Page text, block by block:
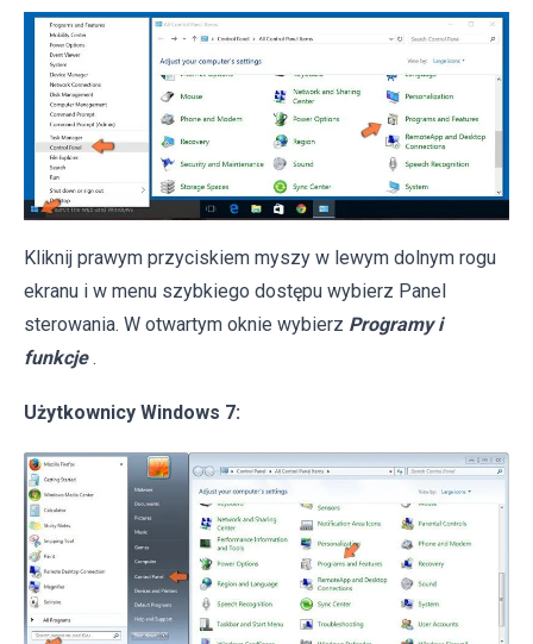
Kliknij prawym przyciskiem myszy w lewym dolnym rogu
ekranu i w menu szybkiego dostępu wybierz Panel
sterowania. W otwartym oknie wybierz Programy i
funkcje .
Użytkownicy Windows 7: